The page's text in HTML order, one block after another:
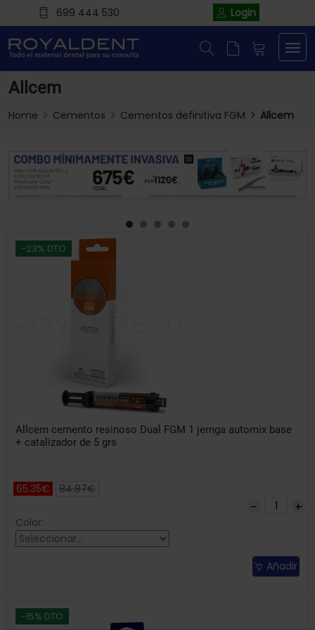
699 444 530 Login
Allcem
Home Cementos Cementos definitiva FGM Allcem
-23% DTO
Allcem cemento resinoso Dual FGM 1 jernga automix base
+ catalizador de 5 grs
65.35€ 84.87€
Color:
Añadir
-15% DTO